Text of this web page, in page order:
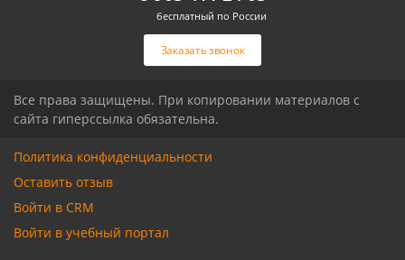
Заказать звонок
бесплатный по России
Все права защищены. При копировании материалов с
сайта гиперссылка обязательна.
Политика конфиденциальности
Оставить отзыв
Войти в CRM
Войти в учебный портал